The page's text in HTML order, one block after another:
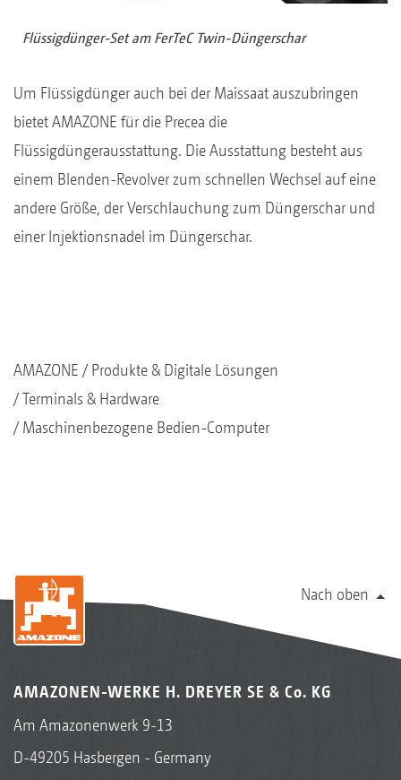
Flüssigdünger-Set am FerTeC Twin-Düngerschar
Um Flüssigdünger auch bei der Maissaat auszubringen
bietet AMAZONE für die Precea die
Flüssigdüngerausstattung. Die Ausstattung besteht aus
einem Blenden-Revolver zum schnellen Wechsel auf eine
andere Größe, der Verschlauchung zum Düngerschar und
einer Injektionsnadel im Düngerschar.
AMAZONE
Produkte & Digitale Lösungen
Terminals & Hardware
Maschinenbezogene Bedien-Computer
Nach oben
AMAZONEN-WERKE H. DREYER SE & Co. KG
Am Amazonenwerk 9-13
D-49205 Hasbergen - Germany